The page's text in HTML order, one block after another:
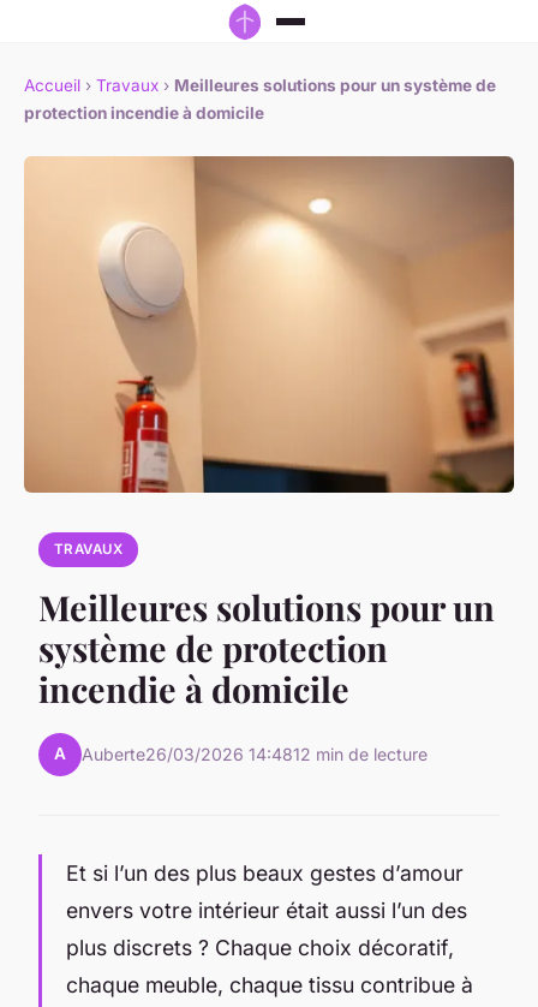
Accueil › Travaux › Meilleures solutions pour un système de
protection incendie à domicile
TRAVAUX
Meilleures solutions pour un
système de protection
incendie à domicile
A Auberte26/03/2026 14:4812 min de lecture
Et si l’un des plus beaux gestes d’amour
envers votre intérieur était aussi l’un des
plus discrets ? Chaque choix décoratif,
chaque meuble, chaque tissu contribue à